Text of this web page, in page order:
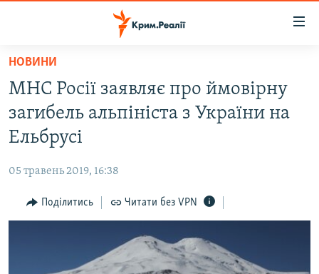
Перейти
основного
матеріалу
Перейти
до
основної
навігації
Перейти
до
ВОДА.КРИМ
ВІДЕО ТА ФОТО
БЛОГИ
ПОГЛЯД
НОВИНИ
МНС Росії заявляє про ймовірну
загибель альпініста з України на
Ельбрусі
05 травень 2019, 16:38
Поділитись Читати без VPN